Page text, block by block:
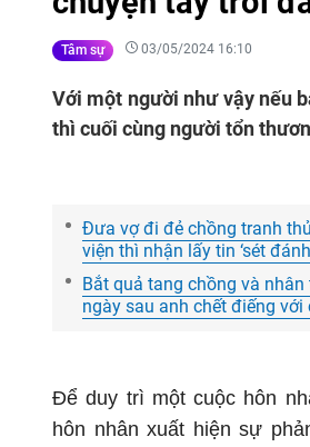
Tâm sự 03/05/2024 16:10
Với một người như vậy nếu
thì cuối cùng người tổn
Đưa vợ đi đẻ chồng tranh
viện thì nhận lấy tin ‘sét
Bắt quả tang chồng và
ngày sau anh chết điếng
Để duy trì một cuộc hôn
hôn nhân xuất hiện sự